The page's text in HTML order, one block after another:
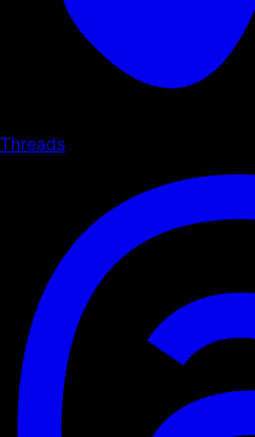
Threads